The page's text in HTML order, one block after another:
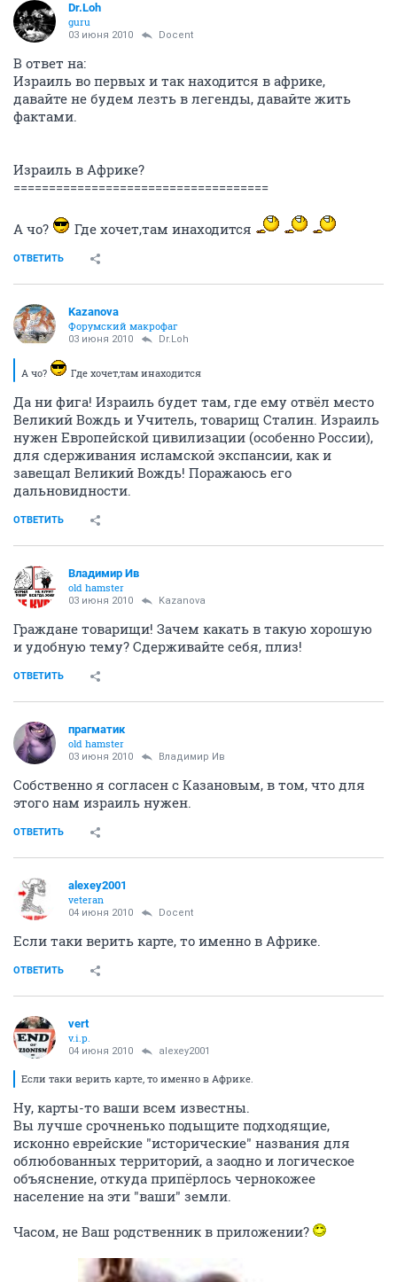
Dr.Loh
guru
03 июня 2010 Docent
В ответ на:
Израиль во первых и так находится в африке,
давайте не будем лезть в легенды, давайте жить
фактами.
Израиль в Африке?
====================================
А чо? Где хочет,там инаходится
ОТВЕТИТЬ
Kazanova
Форумский макрофаг
03 июня 2010 Dr.Loh
А чо? Где хочет,там инаходится
Да ни фига! Израиль будет там, где ему отвёл место
Великий Вождь и Учитель, товарищ Сталин. Израиль
нужен Европейской цивилизации (особенно России),
для сдерживания исламской экспансии, как и
завещал Великий Вождь! Поражаюсь его
дальновидности.
ОТВЕТИТЬ
Владимир Ив
old hamster
03 июня 2010 Kazanova
Граждане товарищи! Зачем какать в такую хорошую
и удобную тему? Сдерживайте себя, плиз!
ОТВЕТИТЬ
прагматик
old hamster
03 июня 2010 Владимир Ив
Собственно я согласен с Казановым, в том, что для
этого нам израиль нужен.
ОТВЕТИТЬ
alexey2001
veteran
04 июня 2010 Docent
Если таки верить карте, то именно в Африке.
ОТВЕТИТЬ
vert
v.i.p.
04 июня 2010 alexey2001
Если таки верить карте, то именно в Африке.
Ну, карты-то ваши всем известны.
Вы лучше срочненько подыщите подходящие,
исконно еврейские "исторические" названия для
облюбованных территорий, а заодно и логическое
объяснение, откуда припёрлось чернокожее
население на эти "ваши" земли.
Часом, не Ваш родственник в приложении?